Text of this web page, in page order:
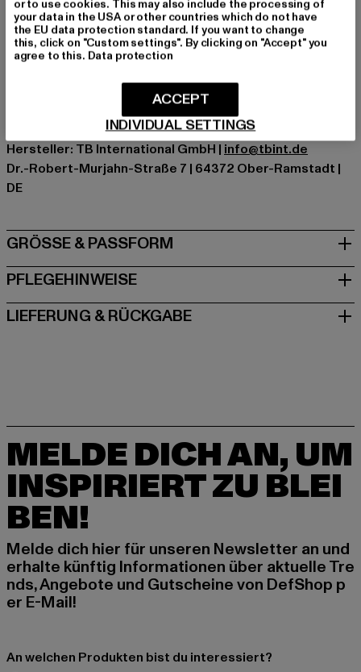
Marke: Urban Classics
Kat.: T-Shirts
Farbe: grün
Materialzusammensetzung: 100% Baumwolle
Hersteller: TB International GmbH | info@tbint.de
Dr.-Robert-Murjahn-Straße 7 | 64372 Ober-Ramstadt |
DE
GRÖSSE & PASSFORM
PFLEGEHINWEISE
LIEFERUNG & RÜCKGABE
MELDE DICH AN, UM
INSPIRIERT ZU BLEI
BEN!
Melde dich hier für unseren Newsletter an und
erhalte künftig Informationen über aktuelle Tre
nds, Angebote und Gutscheine von DefShop p
er E-Mail!
An welchen Produkten bist du interessiert?
or to use cookies. This may also include the processing of
your data in the USA or other countries which do not have
the EU data protection standard. If you want to change
this, click on "Custom settings". By clicking on "Accept" you
agree to this. Data protection
INDIVIDUAL SETTINGS
ACCEPT